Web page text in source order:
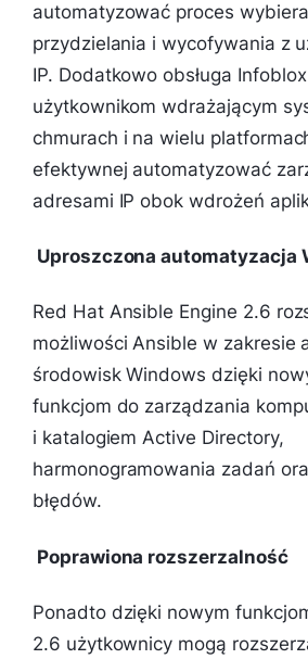
automatyzować proces
przydzielania i wycofywania z
IP. Dodatkowo obsługa
użytkownikom wdrażającym
chmurach i na wielu
efektywnej automatyzować
adresami IP obok wdrożeń
Uproszczona automatyzacja
Red Hat Ansible Engine 2.6
możliwości Ansible w zakresie
środowisk Windows dzięki
funkcjom do zarządzania
i katalogiem Active Directory,
harmonogramowania zadań
błędów.
Poprawiona rozszerzalność
Ponadto dzięki nowym
2.6 użytkownicy mogą